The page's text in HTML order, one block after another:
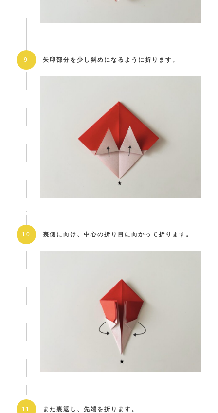
矢印部分を少し斜めになるように折ります。
裏側に向け、中心の折り目に向かって折ります。
また裏返し、先端を折ります。